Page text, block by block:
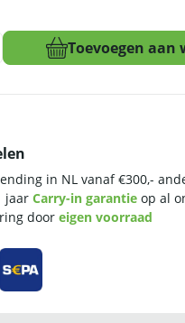
Toevoegen aan
in NL vanaf €300,-
jaar Carry-in garantie op al
door eigen voorraad